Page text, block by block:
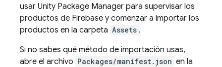
usar Unity Package Manager para supervisar los
productos de Firebase y comenzar a importar los
productos en la carpeta Assets .
Si no sabes qué método de importación usas,
abre el archivo Packages/manifest.json en la